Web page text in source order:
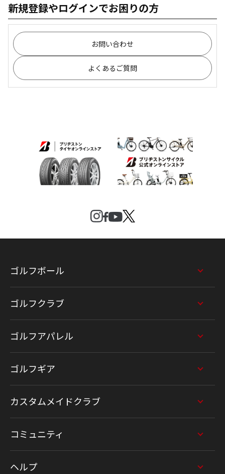
新規登録やログインでお困りの方
お問い合わせ
よくあるご質問
ゴルフボール
ゴルフクラブ
ゴルフアパレル
ゴルフギア
カスタムメイドクラブ
コミュニティ
ヘルプ